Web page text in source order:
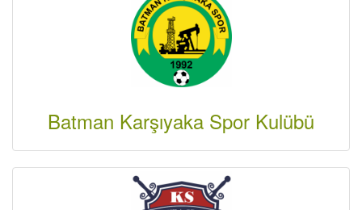
Batman Karşıyaka Spor Kulübü